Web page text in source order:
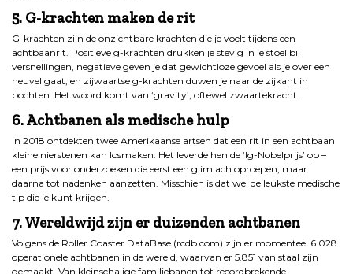
5. G-krachten maken de rit
G-krachten zijn de onzichtbare krachten die je voelt tijdens een
achtbaanrit. Positieve g-krachten drukken je stevig in je stoel bij
versnellingen, negatieve geven je dat gewichtloze gevoel als je over een
heuvel gaat, en zijwaartse g-krachten duwen je naar de zijkant in
bochten. Het woord komt van ‘gravity’, oftewel zwaartekracht.
6. Achtbanen als medische hulp
In 2018 ontdekten twee Amerikaanse artsen dat een rit in een achtbaan
kleine nierstenen kan losmaken. Het leverde hen de ‘Ig-Nobelprijs’ op –
een prijs voor onderzoeken die eerst een glimlach oproepen, maar
daarna tot nadenken aanzetten. Misschien is dat wel de leukste medische
tip die je kunt krijgen.
7. Wereldwijd zijn er duizenden achtbanen
Volgens de Roller Coaster DataBase (rcdb.com) zijn er momenteel 6.028
operationele achtbanen in de wereld, waarvan er 5.851 van staal zijn
gemaakt. Van kleinschalige familiebanen tot recordbrekende